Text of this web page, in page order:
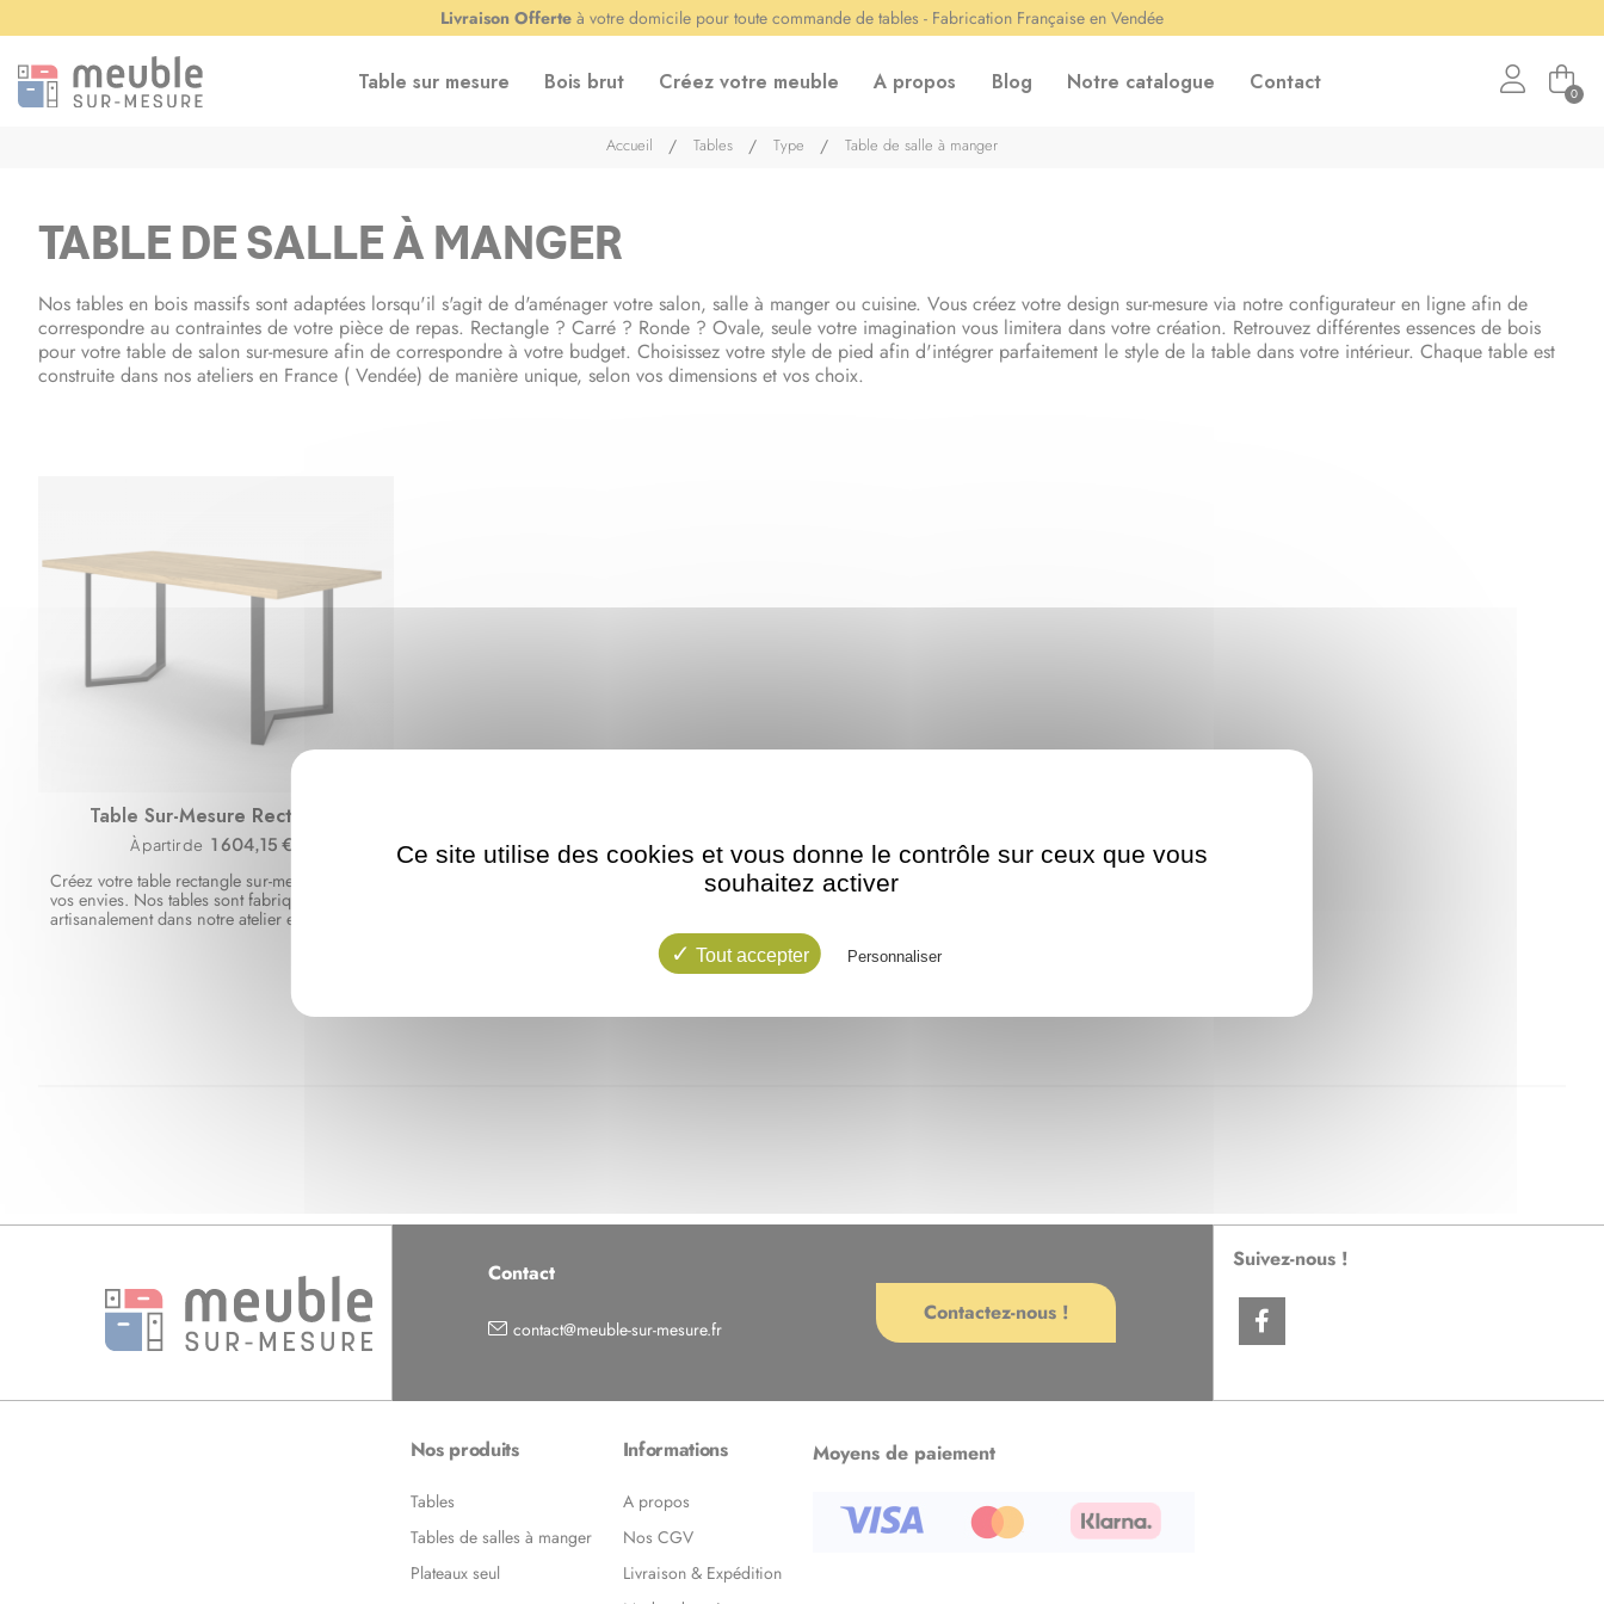
Livraison Offerte à votre domicile pour toute commande de tables - Fabrication Française en Vendée
Table sur mesure Bois brut Créez votre meuble A propos Blog Notre catalogue Contact 0
Accueil Tables Type Table de salle à manger
TABLE DE SALLE À MANGER
Nos tables en bois massifs sont adaptées lorsqu'il s'agit de d'aménager votre salon, salle à manger ou cuisine. Vous créez votre design sur-mesure via notre configurateur en ligne afin de
correspondre au contraintes de votre pièce de repas. Rectangle ? Carré ? Ronde ? Ovale, seule votre imagination vous limitera dans votre création. Retrouvez différentes essences de bois
pour votre table de salon sur-mesure afin de correspondre à votre budget. Choisissez votre style de pied afin d'intégrer parfaitement le style de la table dans votre intérieur. Chaque table est
construite dans nos ateliers en France ( Vendée) de manière unique, selon vos dimensions et vos choix.
Table Sur-Mesure Rectangle
À partir de Prix
1 604,15 €
Créez votre table rectangle sur-mesure, selon
vos envies. Nos tables sont fabriquées
artisanalement dans notre atelier en France.
Contact
contact@meuble-sur-mesure.fr
Contactez-nous !
Suivez-nous !
Nos produits
Tables
Tables de salles à manger
Plateaux seul
Informations
A propos
Nos CGV
Livraison & Expédition
Moyens de paiement
Ce site utilise des cookies et vous donne le contrôle sur ceux que vous
souhaitez activer
Tout accepter Personnaliser